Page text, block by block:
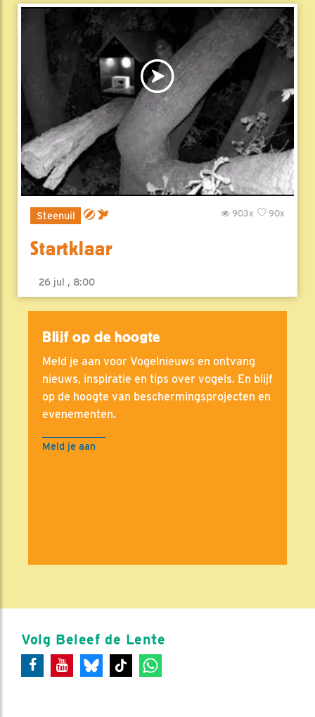
Steenuil 90x
903x
Startklaar
26 jul , 8:00
Blijf op de hoogte
Meld je aan voor Vogelnieuws en ontvang
nieuws, inspiratie en tips over vogels. En blijf
op de hoogte van beschermingsprojecten en
evenementen.
Meld je aan
Volg Beleef de Lente